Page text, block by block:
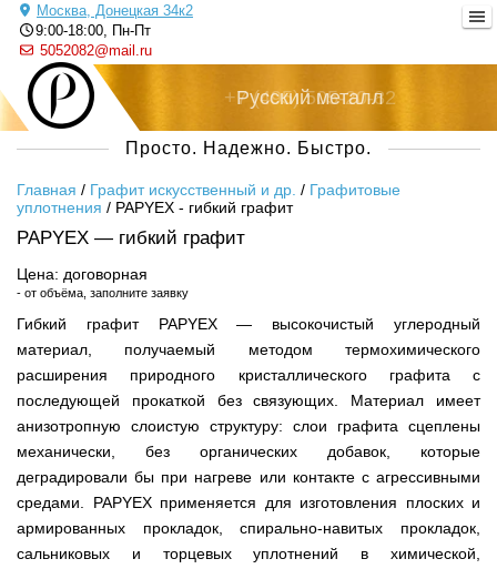
Москва, Донецкая 34к2
9:00-18:00, Пн-Пт
5052082@mail.ru
Русский металл
+7 (495) 505-20-82
Просто. Надежно. Быстро.
Главная / Графит искусственный и др. / Графитовые
уплотнения / PAPYEX - гибкий графит
PAPYEX — гибкий графит
Цена: договорная
- от объёма, заполните заявку
Гибкий графит PAPYEX — высокочистый углеродный
материал, получаемый методом термохимического
расширения природного кристаллического графита с
последующей прокаткой без связующих. Материал имеет
анизотропную слоистую структуру: слои графита сцеплены
механически, без органических добавок, которые
деградировали бы при нагреве или контакте с агрессивными
средами. PAPYEX применяется для изготовления плоских и
армированных прокладок, спирально-навитых прокладок,
сальниковых и торцевых уплотнений в химической,